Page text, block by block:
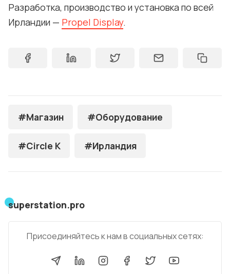
Разработка, производство и установка по всей
Ирландии — Propel Display.
#Магазин #Оборудование
#Circle K #Ирландия
superstation.pro
Присоединяйтесь к нам в социальных сетях: